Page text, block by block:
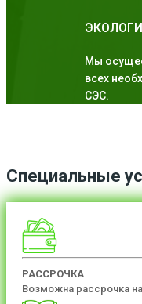
Мы
всех
СЭС.
Специальные
РАССРОЧКА
Возможна рассрочка